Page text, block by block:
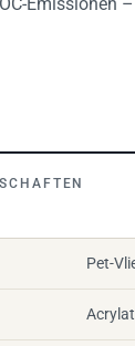
Pet-
Acrylat